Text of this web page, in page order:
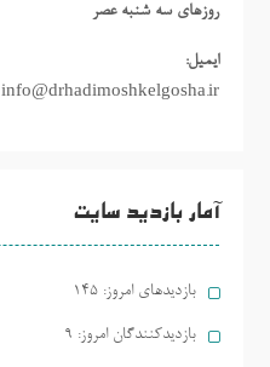
روزهاي سه شنبه عصر
ایمیل:
info@drhadimoshkelgosha.ir
آمار بازدید سایت
بازدیدهای امروز: 145
بازدیدکنندگان امروز: 9